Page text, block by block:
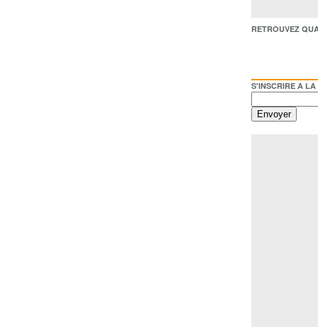
RETROUVEZ
S'INSCRIRE A LA